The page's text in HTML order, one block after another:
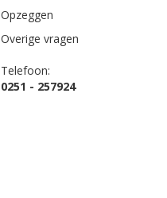
Opzeggen
Overige vragen
Telefoon:
0251 - 257924